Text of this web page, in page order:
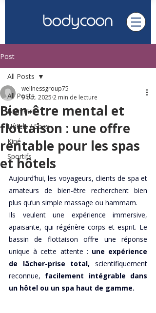
Post
All Posts
Bien être
Hôtels / Spas
Kiné
Sportifs
All Posts
Bien-être mental et
flottaison : une offre
rentable pour les spas
et hôtels
wellnessgroup75
9 oct. 2025 2 min de lecture
Aujourd’hui, les voyageurs, clients de spa et
amateurs de bien-être recherchent bien
plus qu’un simple massage ou hammam.
Ils veulent une expérience immersive,
apaisante, qui régénère corps et esprit. Le
bassin de flottaison offre une réponse
unique à cette attente : une expérience
de lâcher-prise total, scientifiquement
reconnue, facilement intégrable dans
un hôtel ou un spa haut de gamme.